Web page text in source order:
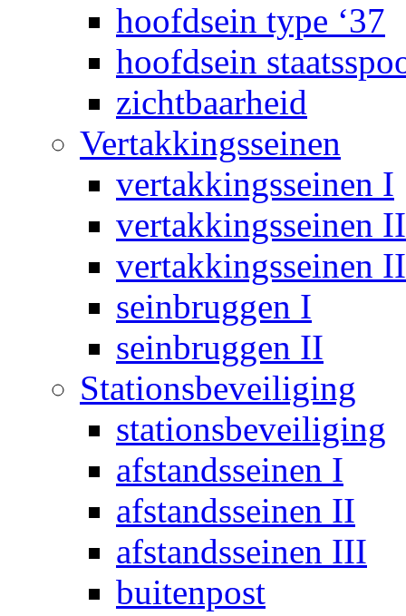
hoofdsein type ‘37
hoofdsein
zichtbaarheid
Vertakkingsseinen
vertakkingsseinen I
vertakkingsseinen II
vertakkingsseinen
seinbruggen I
seinbruggen II
Stationsbeveiliging
stationsbeveiliging
afstandsseinen I
afstandsseinen II
afstandsseinen III
buitenpost